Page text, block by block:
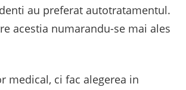
au preferat autotratamentul.
acestia numarandu-se mai ales
medical, ci fac alegerea in